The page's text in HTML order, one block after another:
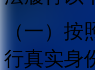
（一）
行真实身